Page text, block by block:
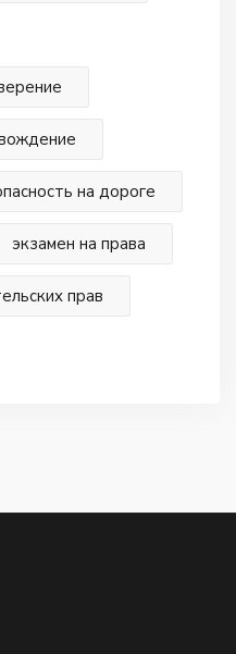
на дороге
экзамен на права
прав